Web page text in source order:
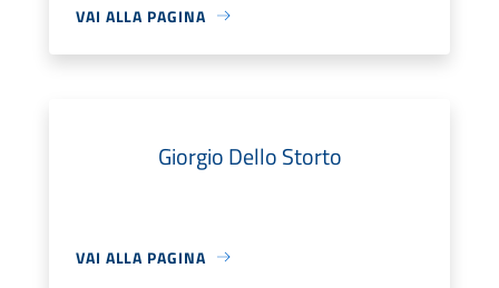
VAI ALLA PAGINA
Giorgio Dello Storto
VAI ALLA PAGINA